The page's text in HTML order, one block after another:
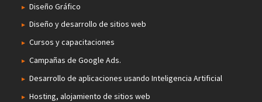
Diseño Gráfico
Diseño y desarrollo de sitios web
Cursos y capacitaciones
Campañas de Google Ads.
Desarrollo de aplicaciones usando Inteligencia Artificial
Hosting, alojamiento de sitios web